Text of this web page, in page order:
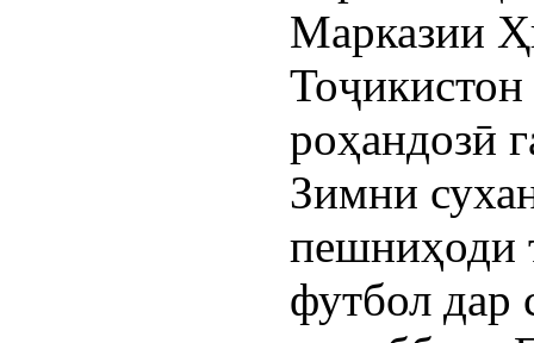
Марказии
роҳандозӣ
Зимни
пешниҳоди
футбол дар